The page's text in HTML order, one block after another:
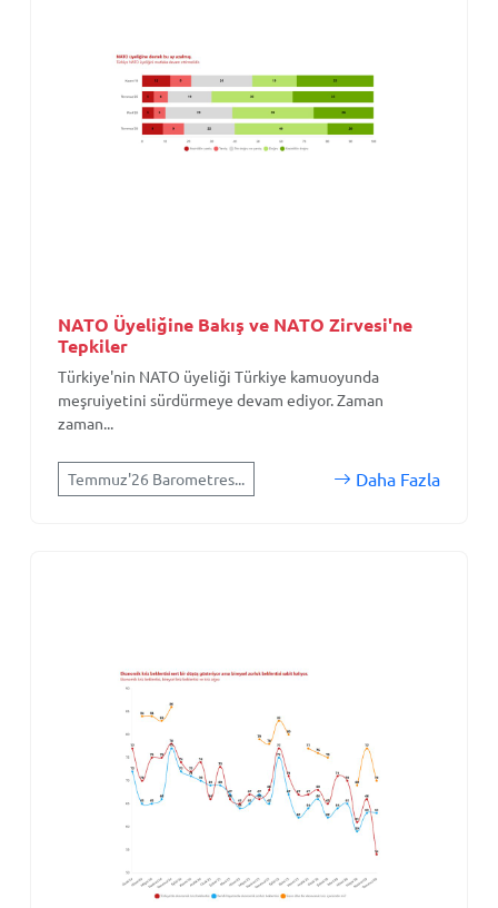
NATO Üyeliğine Bakış ve NATO Zirvesi'ne
Tepkiler
Türkiye'nin NATO üyeliği Türkiye kamuoyunda
meşruiyetini sürdürmeye devam ediyor. Zaman
zaman...
Temmuz'26 Barometres... Daha Fazla